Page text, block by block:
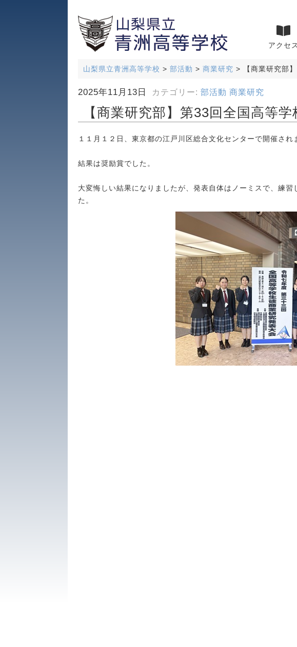
アクセス
山梨県立青洲高等学校 > 部活動 > 商業研究 > 【商業研究部
2025年11月13日 カテゴリー: 部活動 商業研究
【商業研究部】第33回全国高等
１１月１２日、東京都の江戸川区総合文化センターで開催され
結果は奨励賞でした。
大変悔しい結果になりましたが、発表自体はノーミスで、練
た。